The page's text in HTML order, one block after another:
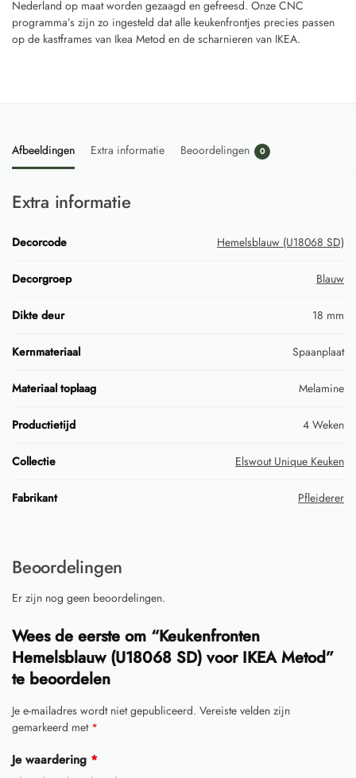
Nederland op maat worden gezaagd en gefreesd. Onze CNC
programma’s zijn zo ingesteld dat alle keukenfrontjes precies passen
op de kastframes van Ikea Metod en de scharnieren van IKEA.
Afbeeldingen Extra informatie Beoordelingen 0
Extra informatie
Decorcode Hemelsblauw (U18068 SD)
Decorgroep Blauw
Dikte deur 18 mm
Kernmateriaal Spaanplaat
Materiaal toplaag Melamine
Productietijd 4 Weken
Collectie Elswout Unique Keuken
Fabrikant Pfleiderer
Beoordelingen
Er zijn nog geen beoordelingen.
Wees de eerste om “Keukenfronten
Hemelsblauw (U18068 SD) voor IKEA Metod”
te beoordelen
Je e-mailadres wordt niet gepubliceerd. Vereiste velden zijn
gemarkeerd met *
Je waardering *